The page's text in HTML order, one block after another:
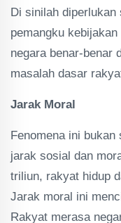
Di sinilah
pemangku
negara benar-benar
masalah dasar
Jarak Moral
Fenomena ini
jarak sosial dan
triliun, rakyat hidup
Jarak moral ini
Rakyat merasa